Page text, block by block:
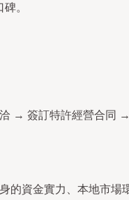
。
→ 簽訂特許經營合同
資金實力、本地市場